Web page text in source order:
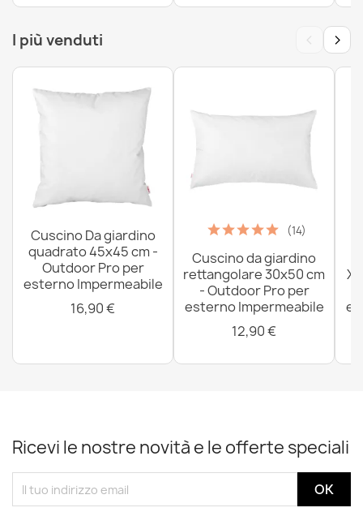
I più venduti ‹ ›
Cuscino Da giardino
quadrato 45x45 cm -
Outdoor Pro per
esterno Impermeabile
16,90 €
(14)
Cuscino da giardino
rettangolare 30x50 cm
- Outdoor Pro per
esterno Impermeabile
12,90 €
Ricevi le nostre novità e le offerte speciali